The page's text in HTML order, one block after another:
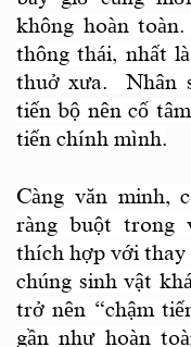
không hoàn
thông thái, nhất
thuở xưa. Nhân
tiến bộ nên cố
tiến chính mình.
Càng văn minh,
ràng buột trong
thích hợp với thay
chúng sinh vật
trở nên “chậm
gần như hoàn